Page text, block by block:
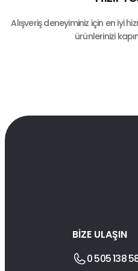
Alışveriş deneyiminiz için en iyi
ürünlerinizi
BİZE ULAŞIN
0 505 138